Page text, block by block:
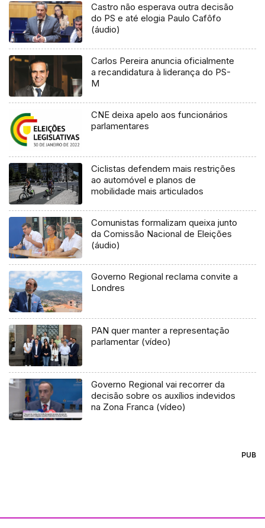
Castro não esperava outra decisão
do PS e até elogia Paulo Cafôfo
(áudio)
Carlos Pereira anuncia oficialmente
a recandidatura à liderança do PS-
M
CNE deixa apelo aos funcionários
parlamentares
Ciclistas defendem mais restrições
ao automóvel e planos de
mobilidade mais articulados
Comunistas formalizam queixa junto
da Comissão Nacional de Eleições
(áudio)
Governo Regional reclama convite a
Londres
PAN quer manter a representação
parlamentar (vídeo)
Governo Regional vai recorrer da
decisão sobre os auxílios indevidos
na Zona Franca (vídeo)
PUB